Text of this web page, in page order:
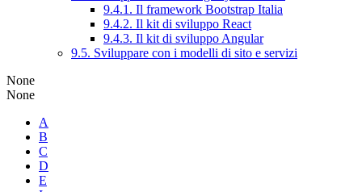
9.4.1. Il framework Bootstrap Italia
9.4.2. Il kit di sviluppo React
9.4.3. Il kit di sviluppo Angular
9.5. Sviluppare con i modelli di sito e servizi
None
None
A
B
C
D
E